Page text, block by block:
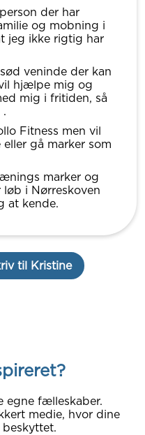
der har
og mobning i
jeg ikke rigtig har
veninde der kan
hjælpe mig og
mig i fritiden, så
.
Fitness men vil
gå marker som
marker og
i Nørreskoven
at kende.
til Kristine
egne fælleskaber.
medie, hvor dine